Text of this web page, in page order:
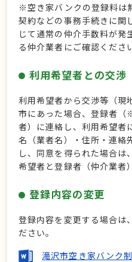
※空き家バンクの登録料は
契約などの事務手続きに関
じて通常の仲介手数料が発
る仲介業者にご確認くださ
利用希望者との交渉
利用希望者から交渉等（現
市にあった場合、登録者
者）に連絡し、利用希望者
名（業者名）・住所・連絡
し、同意を得られた場合は
希望者と登録者（仲介業者
登録内容の変更
登録内容を変更する場合は
ださい。
滝沢市空き家バンク